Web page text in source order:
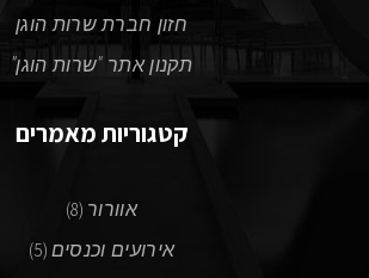
חזון חברת שרות הוגן
תקנון אתר "שרות הוגן"
קטגוריות מאמרים
אוורור (8)
אירועים וכנסים (5)